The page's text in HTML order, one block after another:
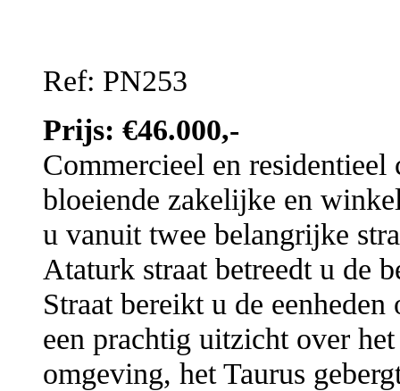
Ref: PN253
Prijs: €46.000,-
Commercieel en
bloeiende zakelijke en
u vanuit twee belangrijke
Ataturk straat betreedt u de
Straat bereikt u de
een prachtig uitzicht over
omgeving, het Taurus